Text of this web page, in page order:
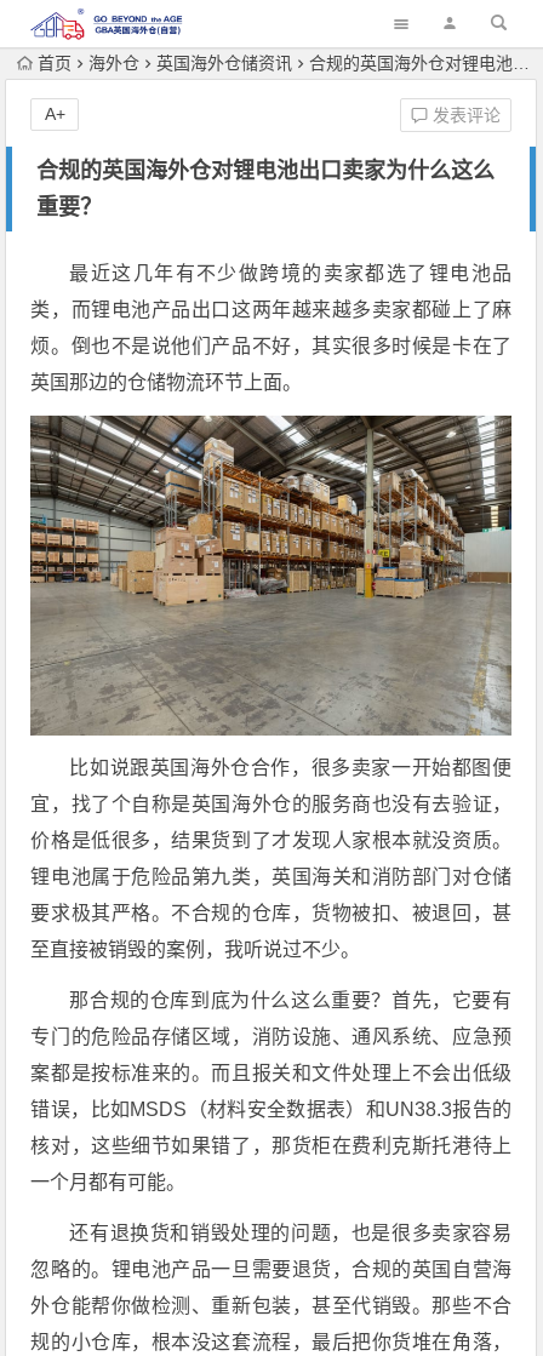
首页 海外仓 英国海外仓储资讯 合规的英国海外仓对锂电池出口卖家为什么这么重要？
合规的英国海外仓对锂电池出口卖家为什么这么
重要？
发表评论
A+
最近这几年有不少做跨境的卖家都选了锂电池品
类，而锂电池产品出口这两年越来越多卖家都碰上了麻
烦。倒也不是说他们产品不好，其实很多时候是卡在了
英国那边的仓储物流环节上面。
比如说跟英国海外仓合作，很多卖家一开始都图便
宜，找了个自称是英国海外仓的服务商也没有去验证，
价格是低很多，结果货到了才发现人家根本就没资质。
锂电池属于危险品第九类，英国海关和消防部门对仓储
要求极其严格。不合规的仓库，货物被扣、被退回，甚
至直接被销毁的案例，我听说过不少。
那合规的仓库到底为什么这么重要？首先，它要有
专门的危险品存储区域，消防设施、通风系统、应急预
案都是按标准来的。而且报关和文件处理上不会出低级
错误，比如MSDS（材料安全数据表）和UN38.3报告的
核对，这些细节如果错了，那货柜在费利克斯托港待上
一个月都有可能。
还有退换货和销毁处理的问题，也是很多卖家容易
忽略的。锂电池产品一旦需要退货，合规的英国自营海
外仓能帮你做检测、重新包装，甚至代销毁。那些不合
规的小仓库，根本没这套流程，最后把你货堆在角落，